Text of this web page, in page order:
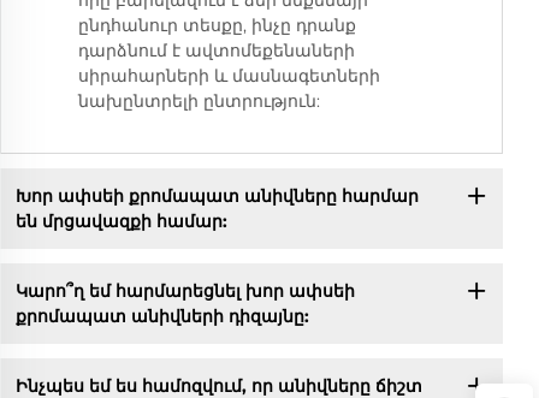
ընդհանուր տեսքը, ինչը դրանք
դարձնում է ավտոմեքենաների
սիրահարների և մասնագետների
նախընտրելի ընտրություն:
Խոր ափսեի քրոմապատ անիվները հարմար
են մրցավազքի համար:
Կարո՞ղ եմ հարմարեցնել խոր ափսեի
քրոմապատ անիվների դիզայնը:
Ինչպես եմ ես համոզվում, որ անիվները ճիշտ